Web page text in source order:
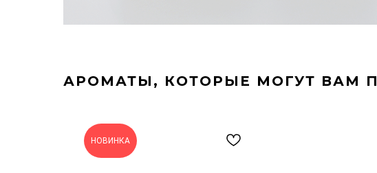
АРОМАТЫ, КОТОРЫЕ МОГУТ ВАМ
НОВИНКА